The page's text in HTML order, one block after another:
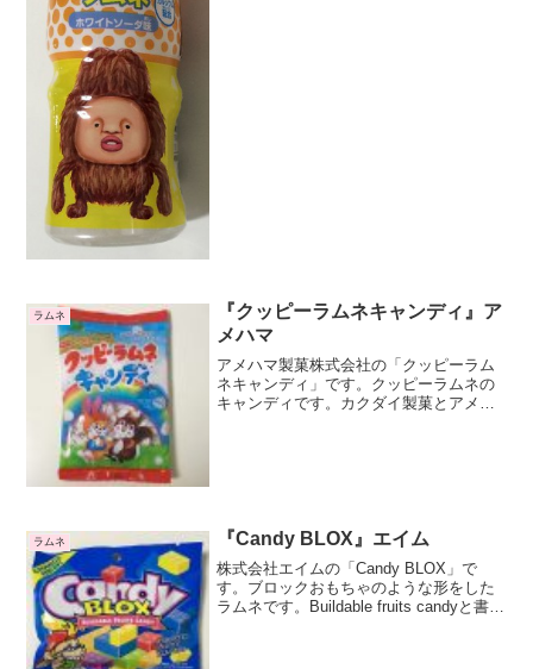
ラムネ
『クッピーラムネキャンディ』ア
メハマ
アメハマ製菓株式会社の「クッピーラム
ネキャンディ」です。クッピーラムネの
キャンディです。カクダイ製菓とアメハ
ラムネ 『Candy BLOX』エイム
株式会社エイムの「Candy BLOX」で
す。ブロックおもちゃのような形をした
ラムネです。Buildable fruits candyと書か